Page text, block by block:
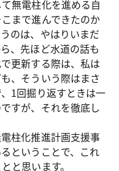
無電柱化を進める自
まで進んできたのか
のは、やはりいまだ
、先ほど水道の話も
更新する際は、私は
、そういう際はまさ
1回掘り返すときは一
すが、それを徹底し
柱化推進計画支援事
ということで、これ
と思います。